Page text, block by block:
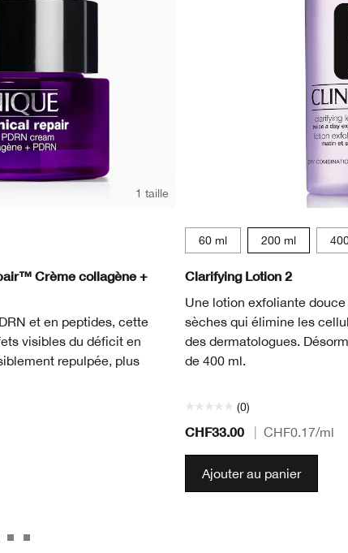
1 taille
Crème collagène +
et en peptides, cette
visibles du déficit en
repulpée, plus
60 ml 200 ml
Clarifying Lotion 2
Une lotion exfoliante
sèches qui élimine les
des dermatologues.
de 400 ml.
(0)
CHF33.00 CHF0.17/ml
Ajouter au panier